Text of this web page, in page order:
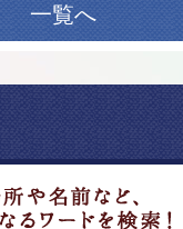
一覧へ